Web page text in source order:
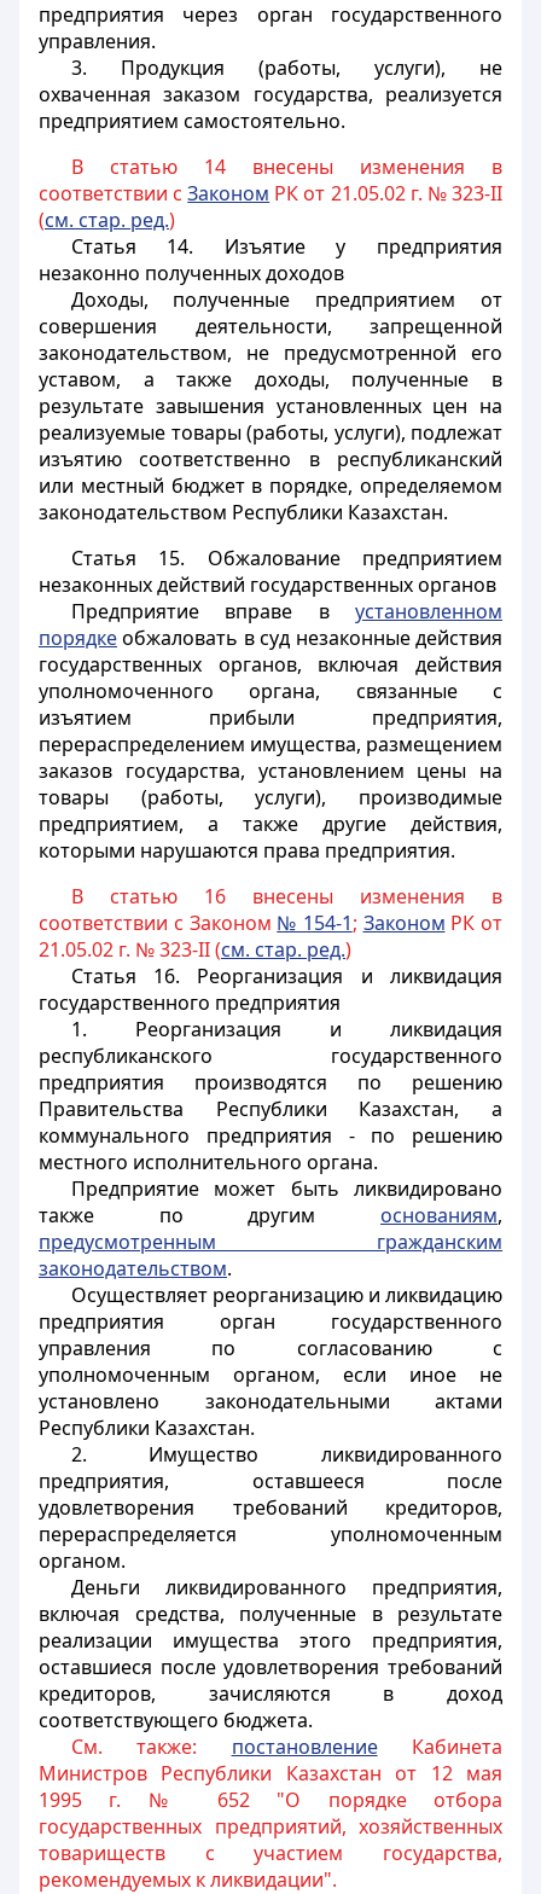
предприятия через орган государственного
управления.
3. Продукция (работы, услуги), не
охваченная заказом государства, реализуется
предприятием самостоятельно.
В статью 14 внесены изменения в
соответствии сЗаконом РК от 21.05.02 г. № 323-II
(см. стар. ред.)
Статья 14. Изъятие у предприятия
незаконно полученных доходов
Доходы, полученные предприятием от
совершения деятельности, запрещенной
законодательством, не предусмотренной его
уставом, а также доходы, полученные в
результате завышения установленных цен на
реализуемые товары (работы, услуги), подлежат
изъятию соответственно в республиканский
или местный бюджет в порядке, определяемом
законодательством Республики Казахстан.
Статья 15. Обжалование предприятием
незаконных действий государственных органов
Предприятие вправе в установленном
порядкеобжаловать в суд незаконные действия
государственных органов, включая действия
уполномоченного органа, связанные с
изъятием прибыли предприятия,
перераспределением имущества, размещением
заказов государства, установлением цены на
товары (работы, услуги), производимые
предприятием, а также другие действия,
которыми нарушаются права предприятия.
В статью 16 внесены изменения в
соответствии с Законом № 154-1; Законом РК от
21.05.02 г. № 323-II (см. стар. ред.)
Статья 16. Реорганизация и ликвидация
государственного предприятия
1. Реорганизация и ликвидация
республиканского государственного
предприятия производятся по решению
Правительства Республики Казахстан, а
коммунального предприятия - по решению
местного исполнительного органа.
Предприятие может быть ликвидировано
также по другим основаниям,
предусмотренным гражданским
законодательством.
Осуществляет реорганизацию и ликвидацию
предприятия орган государственного
управления по согласованию с
уполномоченным органом, если иное не
установлено законодательными актами
Республики Казахстан.
2. Имущество ликвидированного
предприятия, оставшееся после
удовлетворения требований кредиторов,
перераспределяется уполномоченным
органом.
Деньги ликвидированного предприятия,
включая средства, полученные в результате
реализации имущества этого предприятия,
оставшиеся после удовлетворения требований
кредиторов, зачисляются в доход
соответствующего бюджета.
См. также: постановлениеКабинета
Министров Республики Казахстан от 12 мая
1995 г. № 652 "О порядке отбора
государственных предприятий, хозяйственных
товариществ с участием государства,
рекомендуемых к ликвидации".